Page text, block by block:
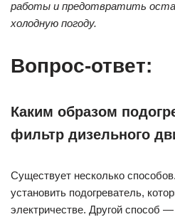
работы и предотвратить
холодную погоду.
Вопрос-ответ:
Каким образом
фильтр дизельного
Существует несколько
установить подогреватель,
электричестве. Другой способ